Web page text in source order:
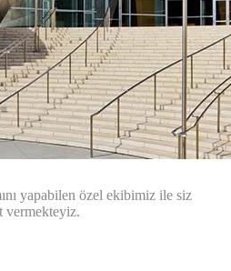
yapabilen özel ekibimiz ile siz
vermekteyiz.